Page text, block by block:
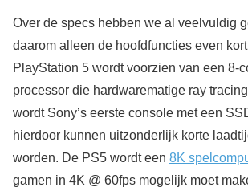
Over de specs hebben we al veelvuldig
daarom alleen de hoofdfuncties even
PlayStation 5 wordt voorzien van een 8-
processor die hardwarematige ray
wordt Sony’s eerste console met een
hierdoor kunnen uitzonderlijk korte
worden. De PS5 wordt een 8K
gamen in 4K @ 60fps mogelijk moet